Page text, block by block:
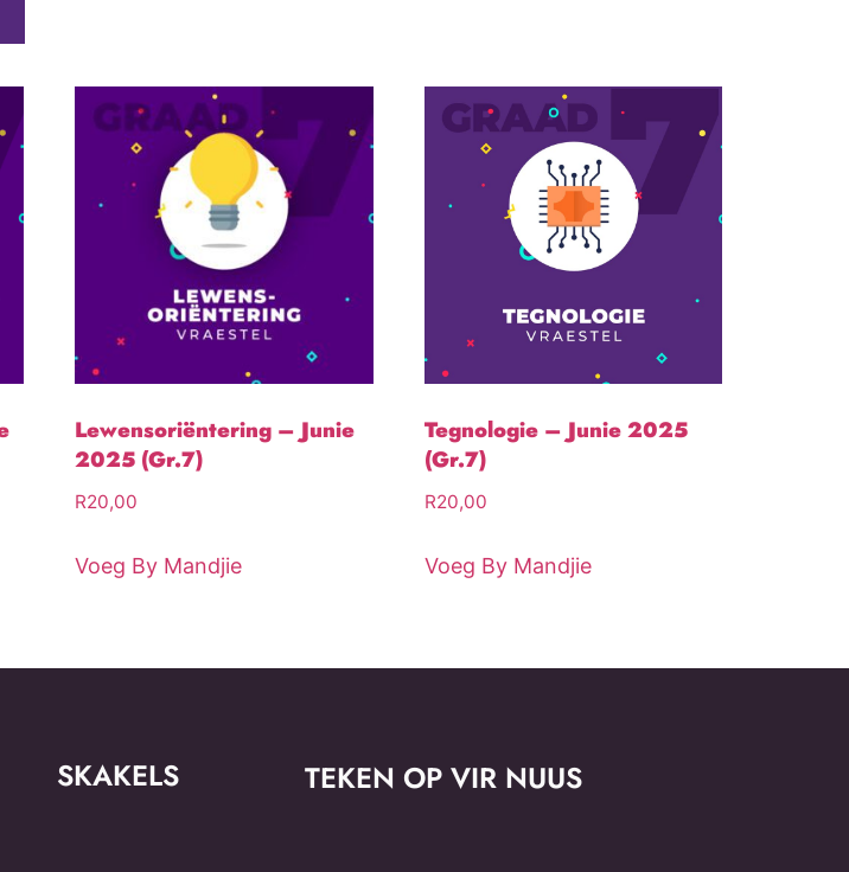
Lewensoriëntering – Junie
2025 (Gr.7)
R20,00
Voeg By Mandjie
Tegnologie – Junie 2025
(Gr.7)
R20,00
Voeg By Mandjie
SKAKELS TEKEN OP VIR NUUS